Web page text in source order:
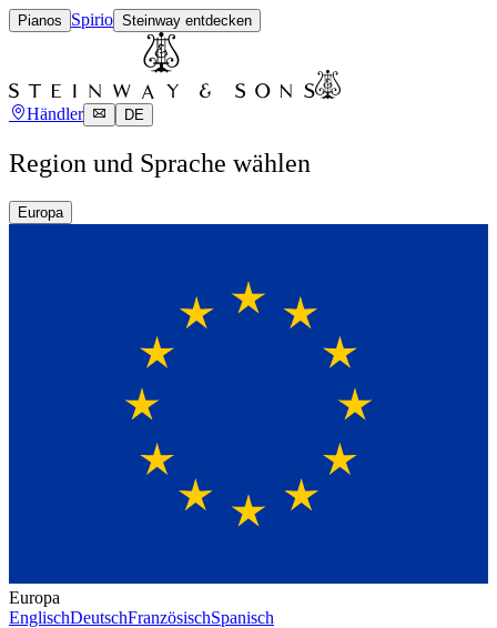
Pianos Spirio Steinway entdecken
Händler DE
Region und Sprache wählen
Europa
Europa
EnglischDeutschFranzösischSpanisch